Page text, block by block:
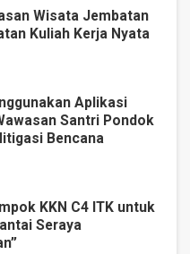
Wisata Jembatan
Kuliah Kerja Nyata
Aplikasi
Santri Pondok
Bencana
KKN C4 ITK untuk
Seraya